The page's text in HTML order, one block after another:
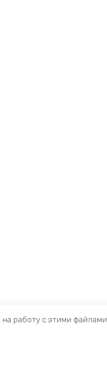
работу с этими файлами.